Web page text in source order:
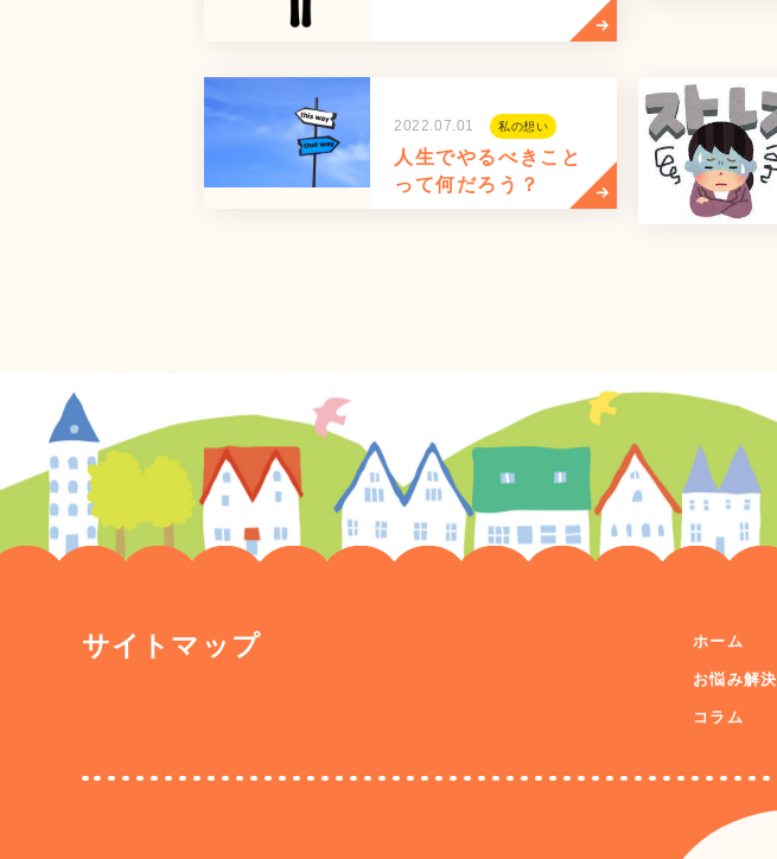
2022.07.01 私の想い
人生でやるべきこと
って何だろう？
サイトマップ ホーム
お悩み解決
コラム